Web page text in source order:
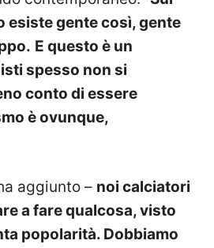
esiste gente così, gente
E questo è un
spesso non si
conto di essere
è ovunque,
aggiunto – noi calciatori
a fare qualcosa, visto
popolarità. Dobbiamo